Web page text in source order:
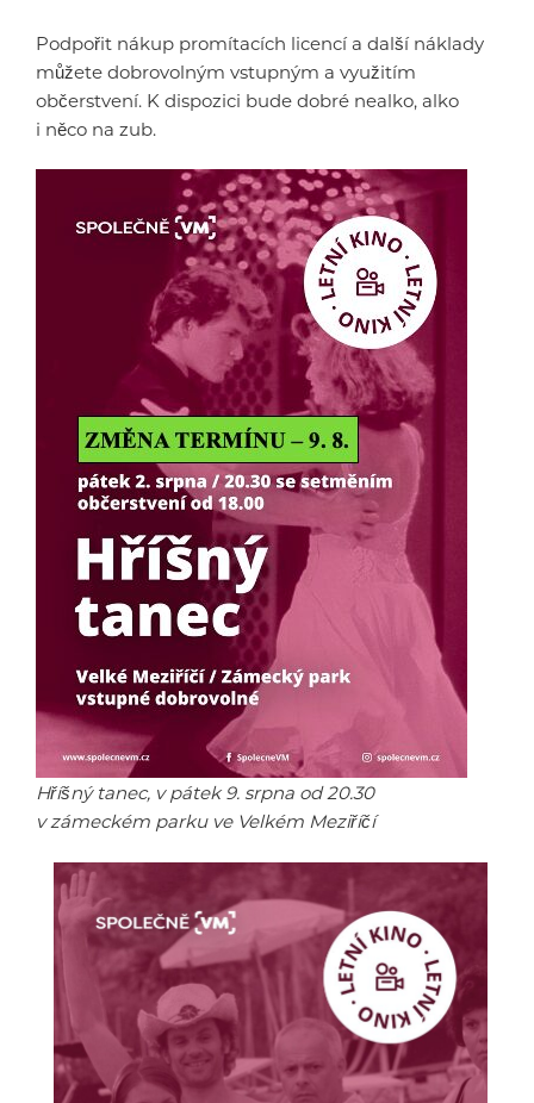
Podpořit nákup promítacích licencí a další náklady
můžete dobrovolným vstupným a využitím
občerstvení. K dispozici bude dobré nealko, alko
i něco na zub.
Hříšný tanec, v pátek 9. srpna od 20.30
v zámeckém parku ve Velkém Meziříčí